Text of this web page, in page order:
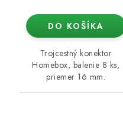
DO KOŠÍKA
Trojcestný konektor
Homebox, balenie 8 ks,
priemer 16 mm.